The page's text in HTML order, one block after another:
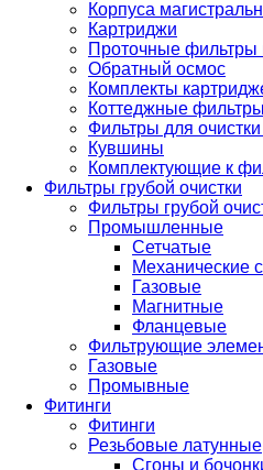
Корпуса
Картриджи
Проточные фильтры
Обратный осмос
Комплекты
Коттеджные фильтры
Фильтры для
Кувшины
Комплектующие к
Фильтры грубой очистки
Фильтры грубой
Промышленные
Сетчатые
Механические
Газовые
Магнитные
Фланцевые
Фильтрующие
Газовые
Промывные
Фитинги
Фитинги
Резьбовые латунные
Сгоны и